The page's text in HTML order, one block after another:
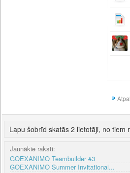
Lapu šobrīd skatās 2 lietotāji, no tiem
Jaunākie raksti:
GOEXANIMO Teambuilder #3
GOEXANIMO Summer Invitational...